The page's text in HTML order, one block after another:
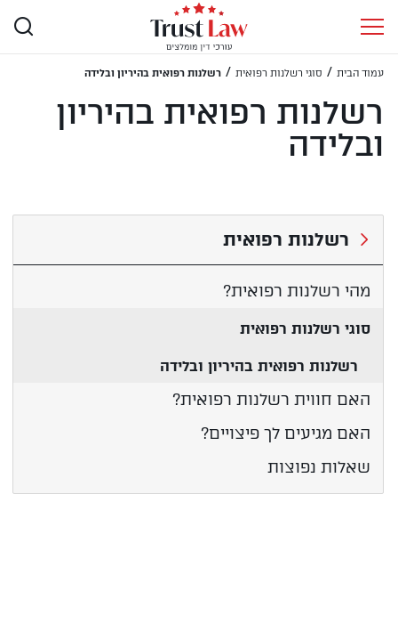
עמוד הבית / סוגי רשלנות רפואית / רשלנות רפואית בהיריון ובלידה
רשלנות רפואית
מהי רשלנות רפואית?
סוגי רשלנות רפואית
רשלנות רפואית בהיריון ובלידה
האם חווית רשלנות רפואית?
האם מגיעים לך פיצויים?
שאלות נפוצות
רשלנות רפואית בהיריון
ובלידה